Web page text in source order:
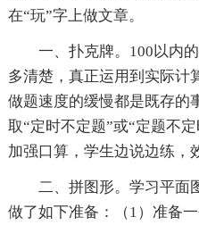
在“玩”字上做文章。
一、扑克牌。100以内
多清楚，真正运用到实际计
做题速度的缓慢都是既存的
取“定时不定题”或“定题不
加强口算，学生边说边练，
二、拼图形。学习平面
做了如下准备：（1）准备